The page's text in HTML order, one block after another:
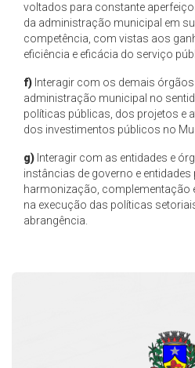
voltados para constante
da administração municipal em
competência, com vistas aos
eficiência e eficácia do serviço
f) Interagir com os demais
administração municipal no
políticas públicas, dos projetos e
dos investimentos públicos no
g) Interagir com as entidades e
instâncias de governo e
harmonização, complementação
na execução das políticas
abrangência.